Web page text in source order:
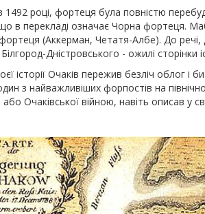
1492 році, фортеця була повністю
в перекладі означає Чорна фортеця.
фортеця (Аккерман, Четатя-Албе). До
Дністровського - ожилі сторінки
історії Очаків пережив безліч облог і
з найважливіших форпостів на
Очаківської війною, навіть описав у